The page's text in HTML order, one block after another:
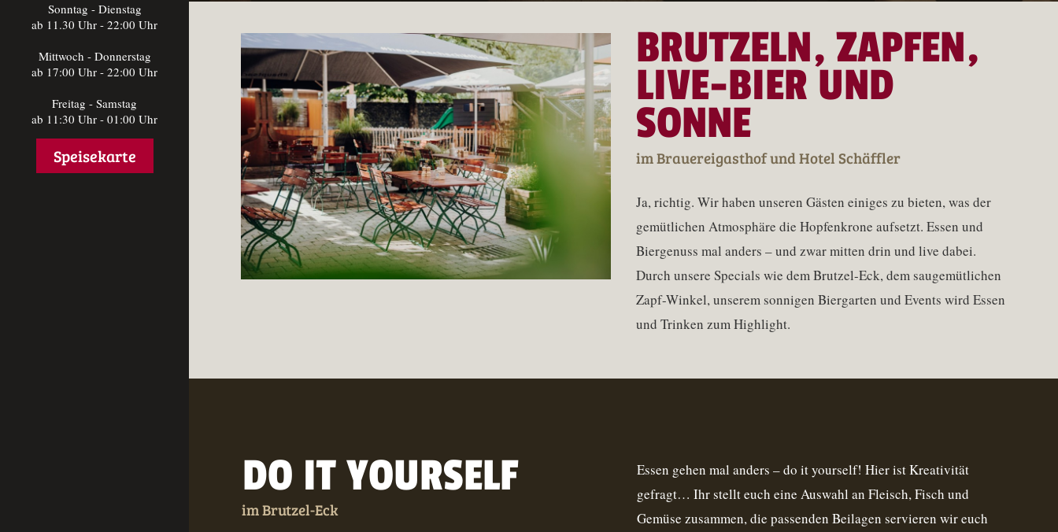
Sonntag - Dienstag
ab 11.30 Uhr - 22:00 Uhr
Mittwoch - Donnerstag
ab 17:00 Uhr - 22:00 Uhr
Freitag - Samstag
ab 11:30 Uhr - 01:00 Uhr
Speisekarte
BRUTZELN, ZAPFEN,
LIVE-BIER UND
SONNE
im Brauereigasthof und Hotel Schäffler
Ja, richtig. Wir haben unseren Gästen einiges zu bieten, was der
gemütlichen Atmosphäre die Hopfenkrone aufsetzt. Essen und
Biergenuss mal anders – und zwar mitten drin und live dabei.
Durch unsere Specials wie dem Brutzel-Eck, dem saugemütlichen
Zapf-Winkel, unserem sonnigen Biergarten und Events wird Essen
und Trinken zum Highlight.
DO IT YOURSELF
im Brutzel-Eck
Essen gehen mal anders – do it yourself! Hier ist Kreativität
gefragt… Ihr stellt euch eine Auswahl an Fleisch, Fisch und
Gemüse zusammen, die passenden Beilagen servieren wir euch